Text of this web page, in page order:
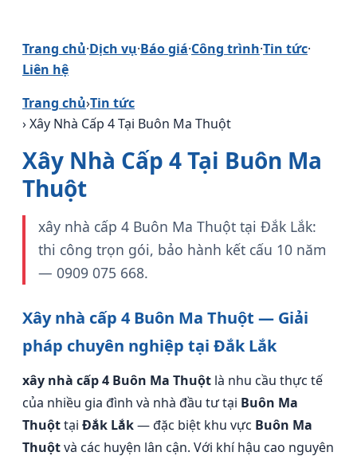
Trang chủ·Dịch vụ·Báo giá·Công trình·Tin tức·
Liên hệ
Trang chủ›Tin tức
› Xây Nhà Cấp 4 Tại Buôn Ma Thuột
Xây Nhà Cấp 4 Tại Buôn Ma
Thuột
xây nhà cấp 4 Buôn Ma Thuột tại Đắk Lắk:
thi công trọn gói, bảo hành kết cấu 10 năm
— 0909 075 668.
Xây nhà cấp 4 Buôn Ma Thuột — Giải
pháp chuyên nghiệp tại Đắk Lắk
xây nhà cấp 4 Buôn Ma Thuột là nhu cầu thực tế
của nhiều gia đình và nhà đầu tư tại Buôn Ma
Thuộttại Đắk Lắk— đặc biệt khu vực Buôn Ma
Thuộtvà các huyện lân cận. Với khí hậu cao nguyên